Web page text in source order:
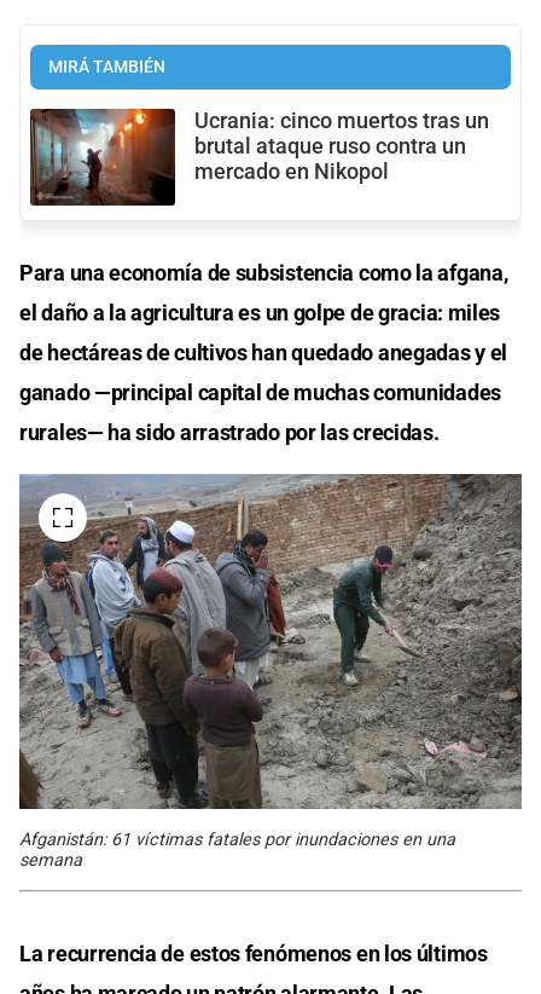
MIRÁ TAMBIÉN
Ucrania: cinco muertos tras un
brutal ataque ruso contra un
mercado en Nikopol
Para una economía de subsistencia como la afgana,
el daño a la agricultura es un golpe de gracia: miles
de hectáreas de cultivos han quedado anegadas y el
ganado —principal capital de muchas comunidades
rurales— ha sido arrastrado por las crecidas.
Afganistán: 61 víctimas fatales por inundaciones en una
semana
La recurrencia de estos fenómenos en los últimos